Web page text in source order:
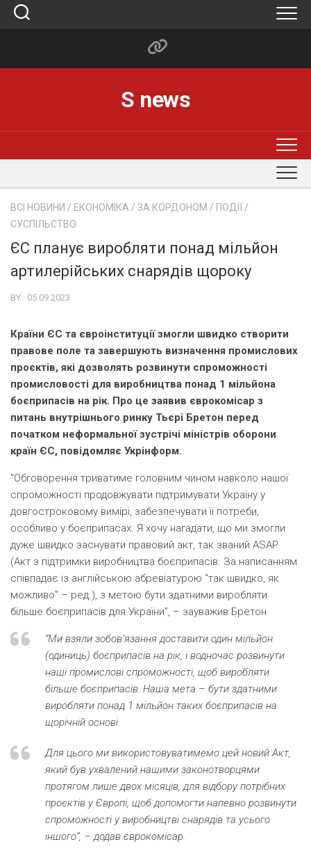
Skip
S news
ВСІ НОВИНИ / ЕКОНОМІКА / ЗА КОРДОНОМ / ПОДІЇ
/
СУСПІЛЬСТВО
ЄС планує виробляти понад мільйон
артилерійських снарядів щороку
BY · 05.09.2023
Країни ЄС та євроінституції змогли швидко створити
правове поле та завершують визначення промислових
проєктів, які дозволять розвинути спроможності
промисловості для виробництва понад 1 мільйона
боєприпасів на рік. Про це заявив єврокомісар з
питань внутрішнього ринку Тьєрі Бретон перед
початком неформальної зустрічі міністрів оборони
країн ЄС, повідомляє Укрінформ.
“Обговорення триватиме головним чином навколо нашої
спроможності продовжувати підтримувати Україну у
довгостроковому вимірі, забезпечувати її потреби,
особливо у боєприпасах. Я хочу нагадати, що ми змогли
дуже швидко заснувати правовий акт, так званий ASAP
(Акт з підтримки виробництва боєприпасів. За написанням
співпадає із англійською абревіатурою “так швидко, як
можливо” – ред.), з метою бути здатними виробляти
більше боєприпасів для України”, – зауважив Бретон.
“Ми взяли зобов’язання доставити один мільйон
(одиниць) боєприпасів на рік, і водночас розвинути
наші промислові спроможності, щоб виробляти
більше боєприпасів. Наша мета – бути здатними
виробляти понад 1 мільйон таких боєприпасів на
щорічній основі.
Для цього ми використовуватимемо цей новий Акт,
який був ухвалений нашими законотворцями
протягом лише двох місяців, для відбору потрібних
проєктів у Європі, щоб допомогти напевно розвинути
спроможності у виробництві снарядів та усього
іншого”, – додав єврокомісар.